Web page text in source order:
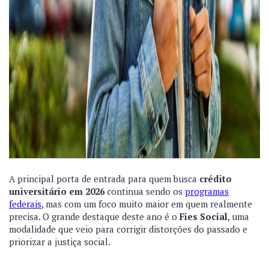
A principal porta de entrada para quem busca crédito
universitário em 2026continua sendo os programas
federais, mas com um foco muito maior em quem realmente
precisa. O grande destaque deste ano é o Fies Social, uma
modalidade que veio para corrigir distorções do passado e
priorizar a justiça social.